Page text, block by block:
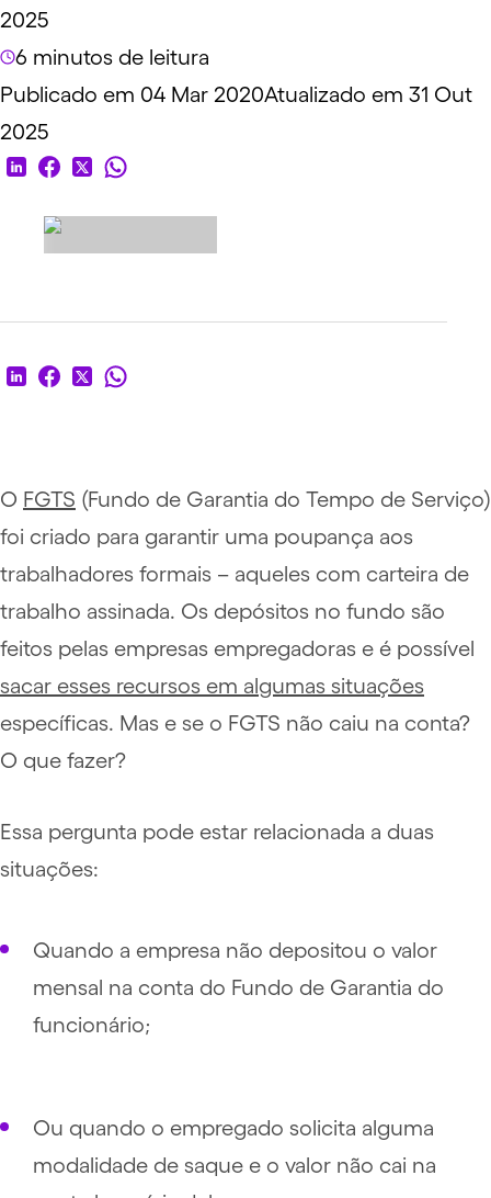
2025
6 minutos de leitura
Publicado em 04 Mar 2020Atualizado em 31 Out
2025
O FGTS (Fundo de Garantia do Tempo de Serviço)
foi criado para garantir uma poupança aos
trabalhadores formais – aqueles com carteira de
trabalho assinada. Os depósitos no fundo são
feitos pelas empresas empregadoras e é possível
sacar esses recursos em algumas situações
específicas. Mas e se o FGTS não caiu na conta?
O que fazer?
Essa pergunta pode estar relacionada a duas
situações:
Quando a empresa não depositou o valor
mensal na conta do Fundo de Garantia do
funcionário;
Ou quando o empregado solicita alguma
modalidade de saque e o valor não cai na